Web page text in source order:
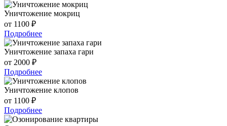
Уничтожение мокриц
от 1100 ₽
Подробнее
Уничтожение запаха гари
от 2000 ₽
Подробнее
Уничтожение клопов
от 1100 ₽
Подробнее